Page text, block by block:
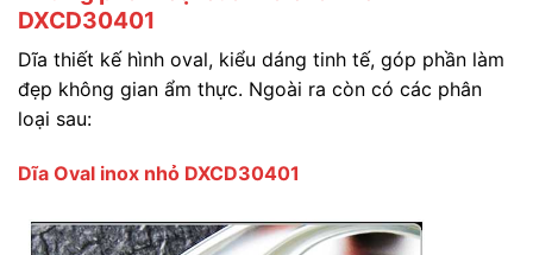
DXCD30401
Dĩa thiết kế hình oval, kiểu dáng tinh tế, góp phần làm
đẹp không gian ẩm thực. Ngoài ra còn có các phân
loại sau:
Dĩa Oval inox nhỏ DXCD30401